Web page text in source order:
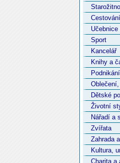
Sport
Kancelář
Knihy a
Dětské
Životní
Nářadí a
Zvířata
Zahrada
Kultura,
Charita a